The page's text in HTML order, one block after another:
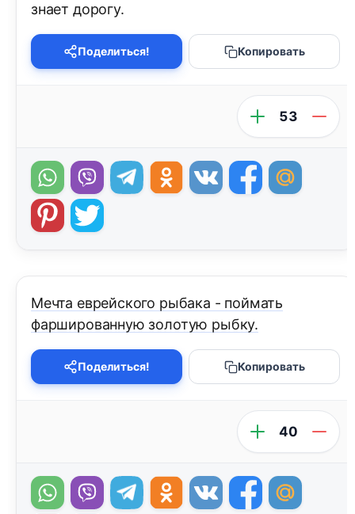
знает дорогу.
Поделиться! Копировать
53
Мечта еврейского рыбака - поймать
фаршированную золотую рыбку.
Поделиться! Копировать
40